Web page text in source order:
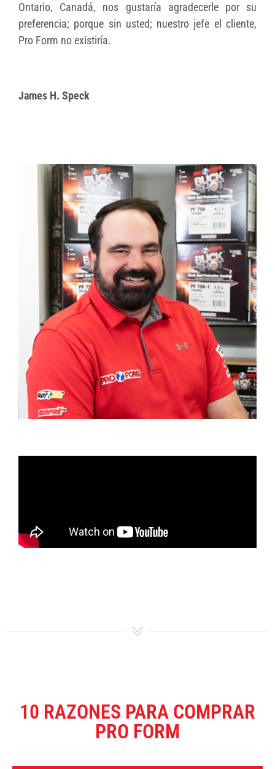
Ontario, Canadá, nos gustaría agradecerle por su
preferencia; porque sin usted; nuestro jefe el cliente,
Pro Form no existiría.
James H. Speck
10 RAZONES PARA COMPRAR
PRO FORM